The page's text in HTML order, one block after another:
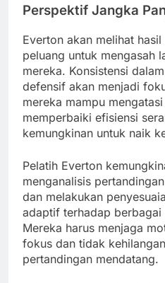
Perspektif Jangka
Everton akan melihat
peluang untuk mengasah
mereka. Konsistensi
defensif akan menjadi
mereka mampu
memperbaiki efisiensi
kemungkinan untuk naik
Pelatih Everton
menganalisis
dan melakukan
adaptif terhadap berbagai
Mereka harus menjaga
fokus dan tidak
pertandingan mendatang.